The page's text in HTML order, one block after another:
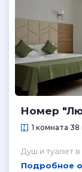
Номер
1 комната 38
Душ и туалет
Подробное